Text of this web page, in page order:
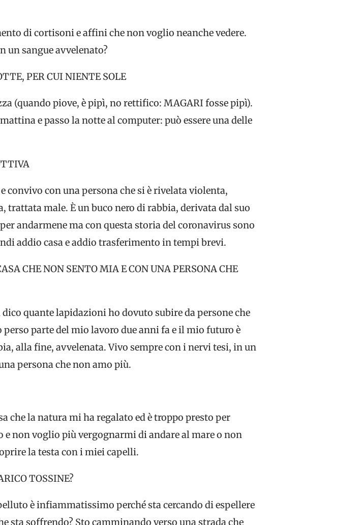
di cortisoni e affini che non voglio neanche vedere.
un sangue avvelenato?
PER CUI NIENTE SOLE
(quando piove, è pipì, no rettifico: MAGARI fosse pipì).
e passo la notte al computer: può essere una delle
con una persona che si è rivelata violenta,
male. È un buco nero di rabbia, derivata dal suo
andarmene ma con questa storia del coronavirus sono
addio casa e addio trasferimento in tempi brevi.
CHE NON SENTO MIA E CON UNA PERSONA CHE
quante lapidazioni ho dovuto subire da persone che
parte del mio lavoro due anni fa e il mio futuro è
alla fine, avvelenata. Vivo sempre con i nervi tesi, in un
persona che non amo più.
che la natura mi ha regalato ed è troppo presto per
non voglio più vergognarmi di andare al mare o non
la testa con i miei capelli.
TOSSINE?
è infiammatissimo perché sta cercando di espellere
sta soffrendo? Sto camminando verso una strada che